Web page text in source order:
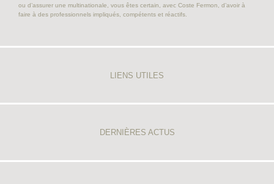
ou d’assurer une multinationale, vous êtes certain, avec Coste Fermon, d’avoir à
faire à des professionnels impliqués, compétents et réactifs.
LIENS UTILES
DERNIÈRES ACTUS